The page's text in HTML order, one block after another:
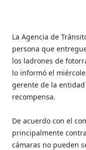
La Agencia de
persona que
los ladrones de
lo informó el
gerente de la
recompensa.
De acuerdo con el
principalmente
cámaras no pueden